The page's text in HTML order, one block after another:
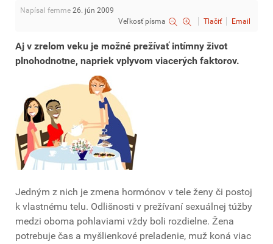
Napísal femme 26. jún 2009
Veľkosť písma
Tlačiť Email
Aj v zrelom veku je možné prežívať intímny život
plnohodnotne, napriek vplyvom viacerých faktorov.
Jedným z nich je zmena hormónov v tele ženy či postoj
k vlastnému telu. Odlišnosti v prežívaní sexuálnej túžby
medzi oboma pohlaviami vždy boli rozdielne. Žena
potrebuje čas a myšlienkové preladenie, muž koná viac